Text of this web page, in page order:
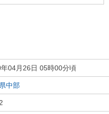
04月26日 05時00分頃
中部